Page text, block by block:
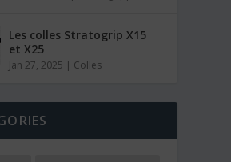
Les colles Stratogrip X15
et X25
Jan 27, 2025 | Colles